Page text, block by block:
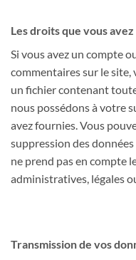
Les droits que vous
Si vous avez un compte
commentaires sur le site,
un fichier contenant
nous possédons à votre
avez fournies. Vous
suppression des
ne prend pas en compte
administratives, légales
Transmission de vos